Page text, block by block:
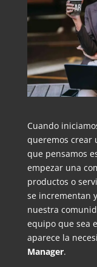
Cuando
queremos crear
que pensamos
empezar una
productos o
se incrementan
nuestra
equipo que sea
aparece la
Manager.